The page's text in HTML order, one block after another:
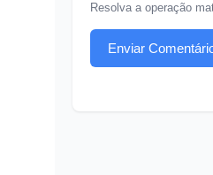
Resolva a operação
Enviar